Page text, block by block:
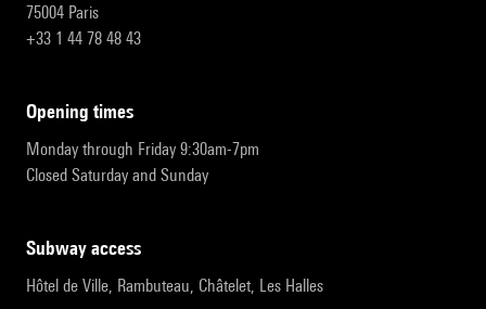
75004 Paris
+33 1 44 78 48 43
opening times
Monday through Friday 9:30am-7pm
Closed Saturday and Sunday
subway access
Hôtel de Ville, Rambuteau, Châtelet, Les Halles